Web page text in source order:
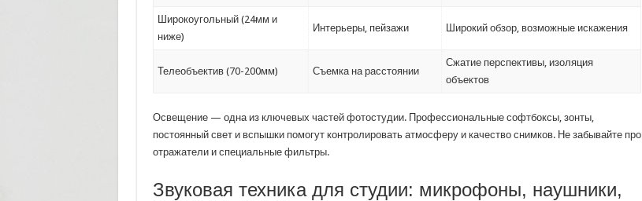
Широкоугольный (24мм и
ниже)
Интерьеры, пейзажи Широкий обзор, возможные искажения
Телеобъектив (70-200мм) Съемка на расстоянии
Сжатие перспективы, изоляция
объектов
Освещение — одна из ключевых частей фотостудии. Профессиональные софтбоксы, зонты,
постоянный свет и вспышки помогут контролировать атмосферу и качество снимков. Не забывайте про
отражатели и специальные фильтры.
Звуковая техника для студии: микрофоны, наушники,